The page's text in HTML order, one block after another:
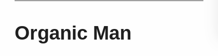
Organic Man